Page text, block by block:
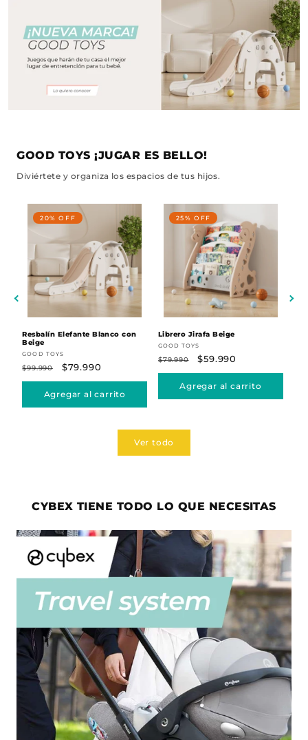
GOOD TOYS ¡JUGAR ES BELLO!
Diviértete y organiza los espacios de tus hijos.
20% OFF
Resbalín Elefante Blanco con
Beige
Proveedor:
GOOD TOYS
Precio
habitual
$99.990
Precio
de
oferta
$79.990
Agregar al carrito
25% OFF
Librero Jirafa Beige
Proveedor:
GOOD TOYS
Precio
habitual
$79.990
Precio
de
oferta
$59.990
Agregar al carrito
Ver todo
CYBEX TIENE TODO LO QUE NECESITAS